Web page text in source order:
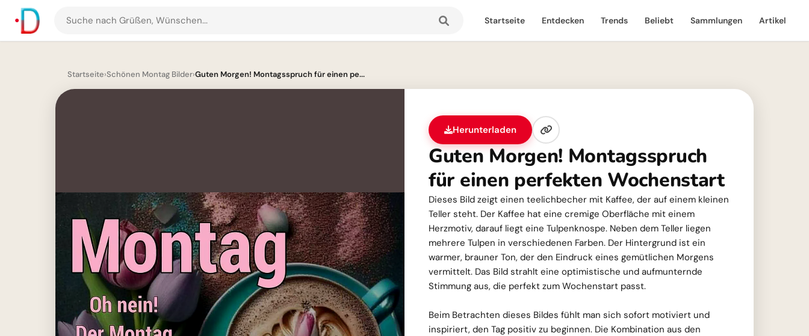
Suche
nach
und
Startseite Entdecken Trends Beliebt Sammlungen Artikel
Startseite›Schönen Montag Bilder›Guten Morgen! Montagsspruch für einen pe...
Herunterladen
Guten Morgen! Montagsspruch
für einen perfekten Wochenstart
Dieses Bild zeigt einen teelichbecher mit Kaffee, der auf einem kleinen
Teller steht. Der Kaffee hat eine cremige Oberfläche mit einem
Herzmotiv, darauf liegt eine Tulpenknospe. Neben dem Teller liegen
mehrere Tulpen in verschiedenen Farben. Der Hintergrund ist ein
warmer, brauner Ton, der den Eindruck eines gemütlichen Morgens
vermittelt. Das Bild strahlt eine optimistische und aufmunternde
Stimmung aus, die perfekt zum Wochenstart passt.
Beim Betrachten dieses Bildes fühlt man sich sofort motiviert und
inspiriert, den Tag positiv zu beginnen. Die Kombination aus den